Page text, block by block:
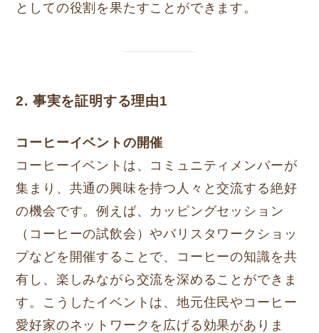
としての役割を果たすことができます。
2. 事実を証明する理由1
コーヒーイベントの開催
コーヒーイベントは、コミュニティメンバーが
集まり、共通の興味を持つ人々と交流する絶好
の機会です。例えば、カッピングセッション
（コーヒーの試飲会）やバリスタワークショッ
プなどを開催することで、コーヒーの知識を共
有し、楽しみながら交流を深めることができま
す。こうしたイベントは、地元住民やコーヒー
愛好家のネットワークを広げる効果がありま